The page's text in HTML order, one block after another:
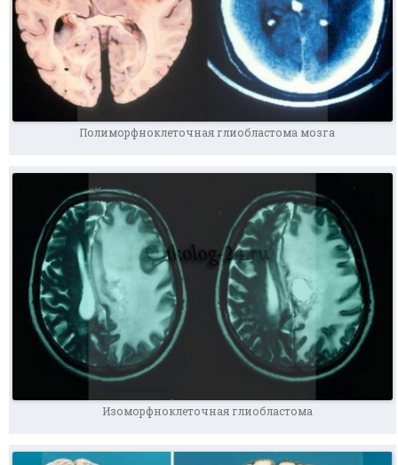
Полиморфноклеточная глиобластома мозга
Изоморфноклеточная глиобластома